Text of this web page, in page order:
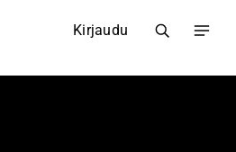
Kirjaudu